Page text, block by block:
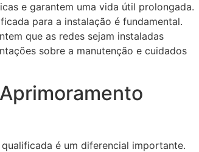
e garantem uma vida útil prolongada.
para a instalação é fundamental.
que as redes sejam instaladas
sobre a manutenção e cuidados
é um diferencial importante.